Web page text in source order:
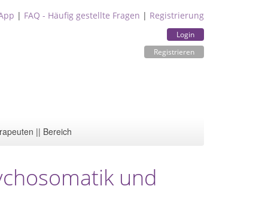
| FAQ - Häufig gestellte Fragen | Registrierung
Login
Registrieren
|| Bereich
und